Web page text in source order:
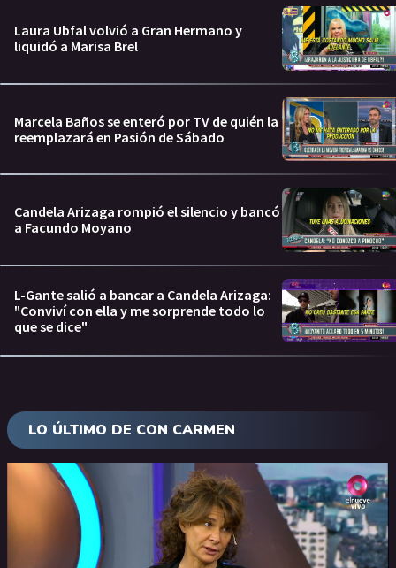
Laura Ubfal volvió a Gran Hermano y
liquidó a Marisa Brel
Marcela Baños se enteró por TV de quién la
reemplazará en Pasión de Sábado
Candela Arizaga rompió el silencio y bancó
a Facundo Moyano
L-Gante salió a bancar a Candela Arizaga:
"Conviví con ella y me sorprende todo lo
que se dice"
LO ÚLTIMO DE CON CARMEN